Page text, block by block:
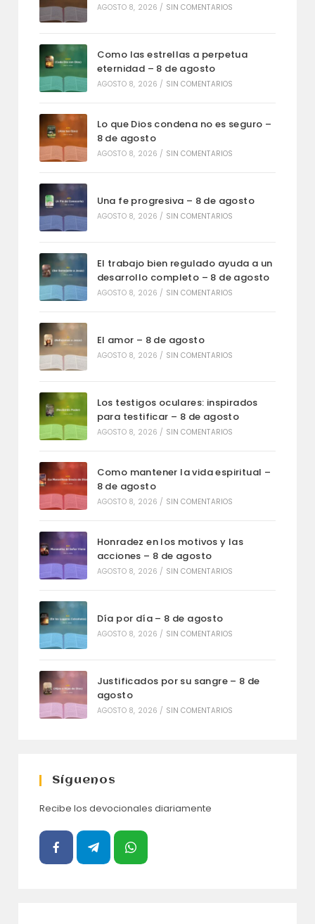
AGOSTO 8, 2026 / SIN COMENTARIOS
Como las estrellas a perpetua
eternidad – 8 de agosto
AGOSTO 8, 2026 / SIN COMENTARIOS
Lo que Dios condena no es seguro –
8 de agosto
AGOSTO 8, 2026 / SIN COMENTARIOS
Una fe progresiva – 8 de agosto
AGOSTO 8, 2026 / SIN COMENTARIOS
El trabajo bien regulado ayuda a un
desarrollo completo – 8 de agosto
AGOSTO 8, 2026 / SIN COMENTARIOS
El amor – 8 de agosto
AGOSTO 8, 2026 / SIN COMENTARIOS
Los testigos oculares: inspirados
para testificar – 8 de agosto
AGOSTO 8, 2026 / SIN COMENTARIOS
Como mantener la vida espiritual –
8 de agosto
AGOSTO 8, 2026 / SIN COMENTARIOS
Honradez en los motivos y las
acciones – 8 de agosto
AGOSTO 8, 2026 / SIN COMENTARIOS
Día por día – 8 de agosto
AGOSTO 8, 2026 / SIN COMENTARIOS
Justificados por su sangre – 8 de
agosto
AGOSTO 8, 2026 / SIN COMENTARIOS
Síguenos
Recibe los devocionales diariamente